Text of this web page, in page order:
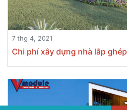
7 thg 4, 2021
Chi phí xây dựng nhà lắp ghép